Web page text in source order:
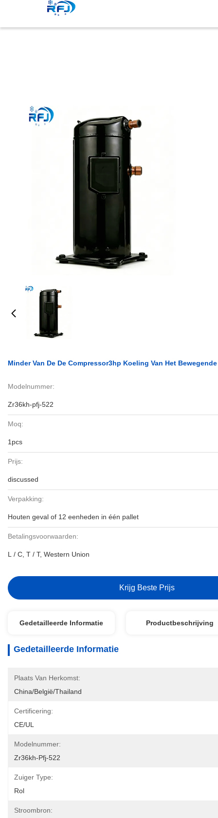
Minder Van De De Compressor3hp Koeling Van Het
Modelnummer:
Zr36kh-pfj-522
Moq:
1pcs
Prijs:
discussed
Verpakking:
Houten geval of 12 eenheden in één pallet
Betalingsvoorwaarden:
L / C, T / T, Western Union
Krijg Beste Prijs
Gedetailleerde Informatie Productbeschrijving
Gedetailleerde Informatie
Plaats Van Herkomst:
China/België/Thailand
Certificering:
CE/UL
Modelnummer:
Zr36kh-Pfj-522
Zuiger Type:
Rol
Stroombron: